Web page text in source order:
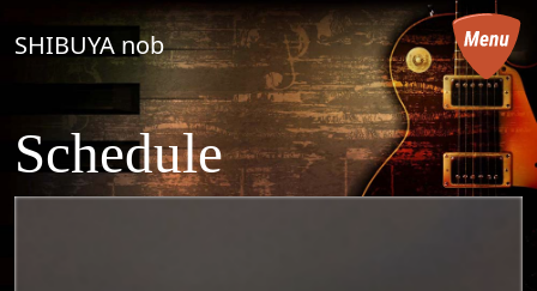
コンテンツへスキップ
メインナビゲーション
SHIBUYA nob
Schedule